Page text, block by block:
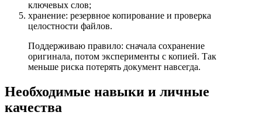
ключевых слов;
хранение: резервное копирование и проверка
целостности файлов.
Поддерживаю правило: сначала сохранение
оригинала, потом эксперименты с копией. Так
меньше риска потерять документ навсегда.
Необходимые навыки и личные
качества